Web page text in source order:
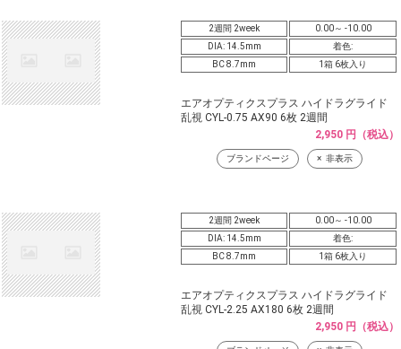
2週間 2week
0.00～ -10.00
DIA: 14.5mm
着色:
BC 8.7mm
1箱 6枚入り
エアオプティクスプラス ハイドラグライド
乱視 CYL-0.75 AX90 6枚 2週間
2,950 円（税込）
ブランドページ 非表示
2週間 2week
0.00～ -10.00
DIA: 14.5mm
着色:
BC 8.7mm
1箱 6枚入り
エアオプティクスプラス ハイドラグライド
乱視 CYL-2.25 AX180 6枚 2週間
2,950 円（税込）